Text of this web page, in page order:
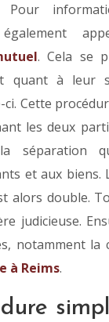
Pour
. Cela se
quant à leur
Cette
les deux
séparation
et aux biens.
alors double.
judicieuse.
notamment la
à Reims.